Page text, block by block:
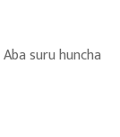
suru huncha